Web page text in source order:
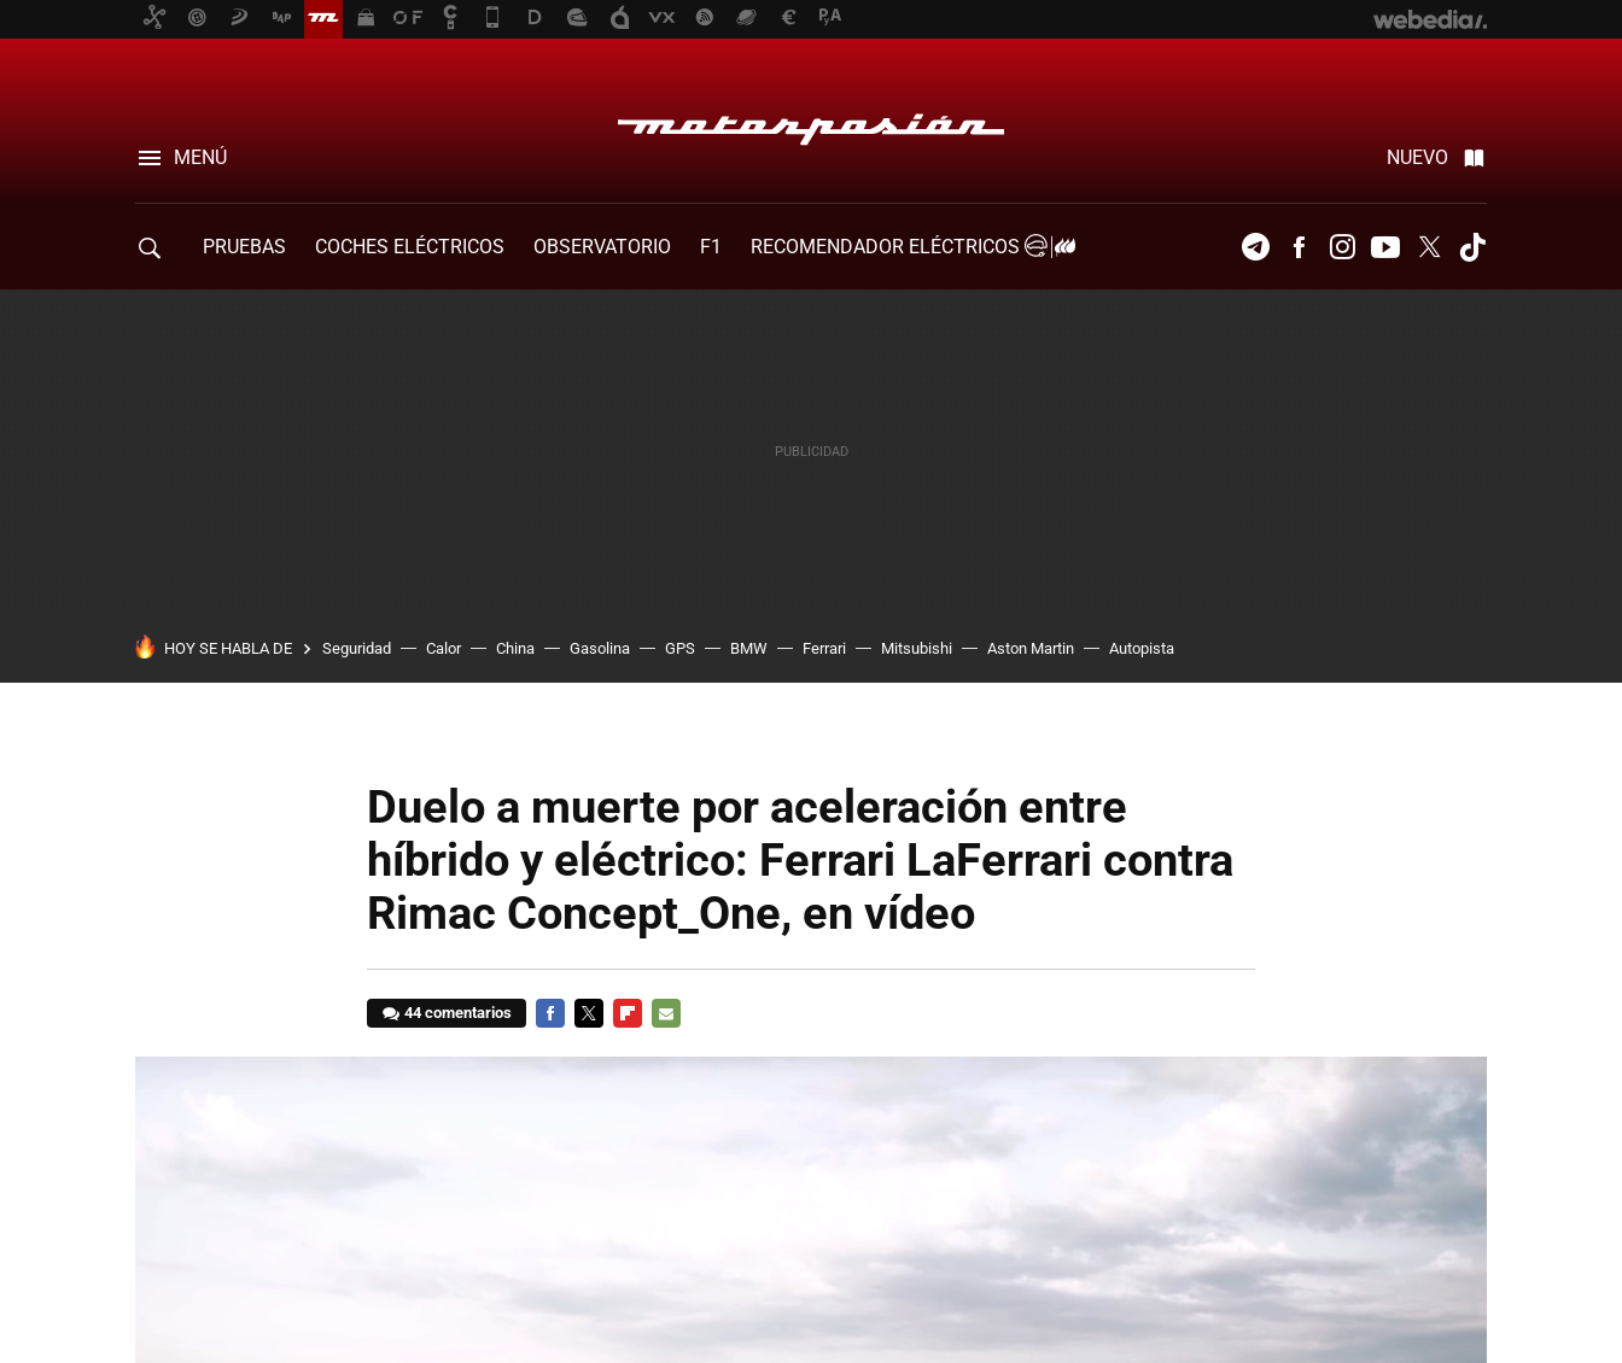
MENÚ NUEVO
PRUEBAS COCHES ELÉCTRICOS OBSERVATORIO F1
RECOMENDADOR ELÉCTRICOS
TelegramFacebookInstagramYoutubeTwitter
HOY SE HABLA DE Seguridad Calor China Gasolina GPS BMW Ferrari Mitsubishi Aston Martin Autopista
Duelo a muerte por aceleración entre
híbrido y eléctrico: Ferrari LaFerrari contra
Rimac Concept_One, en vídeo
44 comentarios